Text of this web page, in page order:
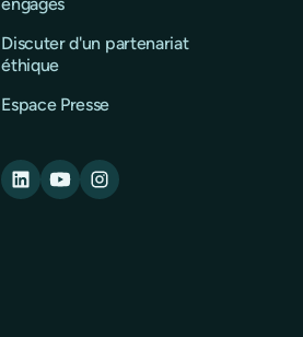
Discuter d'un partenariat
éthique
Espace Presse